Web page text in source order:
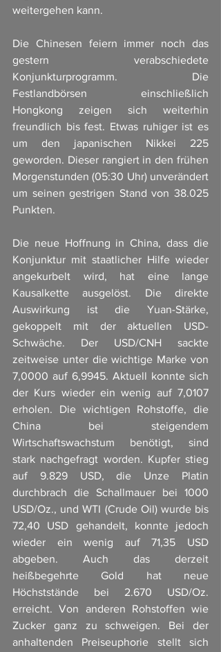
weitergehen kann.
Die Chinesen feiern immer noch das
gestern verabschiedete
Konjunkturprogramm. Die
Festlandbörsen einschließlich
Hongkong zeigen sich weiterhin
freundlich bis fest. Etwas ruhiger ist es
um den japanischen Nikkei 225
geworden. Dieser rangiert in den frühen
Morgenstunden (05:30 Uhr) unverändert
um seinen gestrigen Stand von 38.025
Punkten.
Die neue Hoffnung in China, dass die
Konjunktur mit staatlicher Hilfe wieder
angekurbelt wird, hat eine lange
Kausalkette ausgelöst. Die direkte
Auswirkung ist die Yuan-Stärke,
gekoppelt mit der aktuellen USD-
Schwäche. Der USD/CNH sackte
zeitweise unter die wichtige Marke von
7,0000 auf 6,9945. Aktuell konnte sich
der Kurs wieder ein wenig auf 7,0107
erholen. Die wichtigen Rohstoffe, die
China bei steigendem
Wirtschaftswachstum benötigt, sind
stark nachgefragt worden. Kupfer stieg
auf 9.829 USD, die Unze Platin
durchbrach die Schallmauer bei 1000
USD/Oz., und WTI (Crude Oil) wurde bis
72,40 USD gehandelt, konnte jedoch
wieder ein wenig auf 71,35 USD
abgeben. Auch das derzeit
heißbegehrte Gold hat neue
Höchststände bei 2.670 USD/Oz.
erreicht. Von anderen Rohstoffen wie
Zucker ganz zu schweigen. Bei der
anhaltenden Preiseuphorie stellt sich